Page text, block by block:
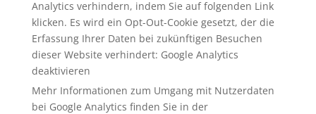
Analytics verhindern, indem Sie auf folgenden Link
klicken. Es wird ein Opt-Out-Cookie gesetzt, der die
Erfassung Ihrer Daten bei zukünftigen Besuchen
dieser Website verhindert: Google Analytics
deaktivieren
Mehr Informationen zum Umgang mit Nutzerdaten
bei Google Analytics finden Sie in der